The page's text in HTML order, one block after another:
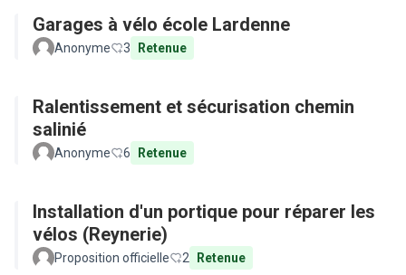
Garages à vélo école Lardenne
Anonyme 3 Retenue
Ralentissement et sécurisation chemin
salinié
Anonyme 6 Retenue
Installation d'un portique pour réparer les
vélos (Reynerie)
Proposition officielle 2 Retenue